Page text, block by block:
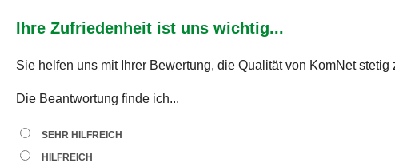
Ihre Zufriedenheit ist uns wichtig...
Sie helfen uns mit Ihrer Bewertung, die Qualität von KomNet
Die Beantwortung finde ich...
SEHR HILFREICH
HILFREICH